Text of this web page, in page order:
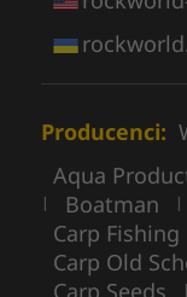
Producenci:
Aqua
| Boatman |
Carp Fishing
Carp Old
Carp Seeds |